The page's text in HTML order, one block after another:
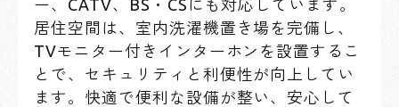
ー、CATV、BS・CSにも対応しています。
居住空間は、室内洗濯機置き場を完備し、
TVモニター付きインターホンを設置するこ
とで、セキュリティと利便性が向上してい
ます。快適で便利な設備が整い、安心して